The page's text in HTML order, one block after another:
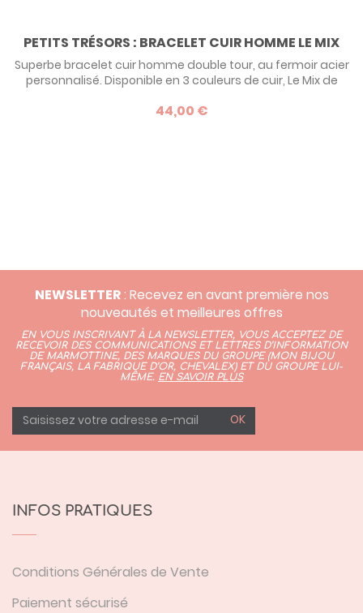
PETITS TRÉSORS : BRACELET CUIR HOMME LE MIX
Superbe bracelet cuir homme double tour, au fermoir acier
personnalisé. Disponible en 3 couleurs de cuir, Le Mix de
homme, à offrir pour la fête des pères ou son anniversaire.
44,00 €
NEWSLETTER: Recevez en avant première nos
nouveautés et meilleures offres
EN VOUS INSCRIVANT À LA NEWSLETTER, VOUS ACCEPTEZ DE
RECEVOIR DES COMMUNICATIONS ET LETTRES D’INFORMATION
DE MARMOTTINE, DES MARQUES DU GROUPE (MON BIJOU
FRANÇAIS, LA FABRIQUE D’OR, CHEVALEX)ET DU GROUPE LUI-
MÊME. EN SAVOIR PLUS
OK
INFOS PRATIQUES
Conditions Générales de Vente
Paiement sécurisé